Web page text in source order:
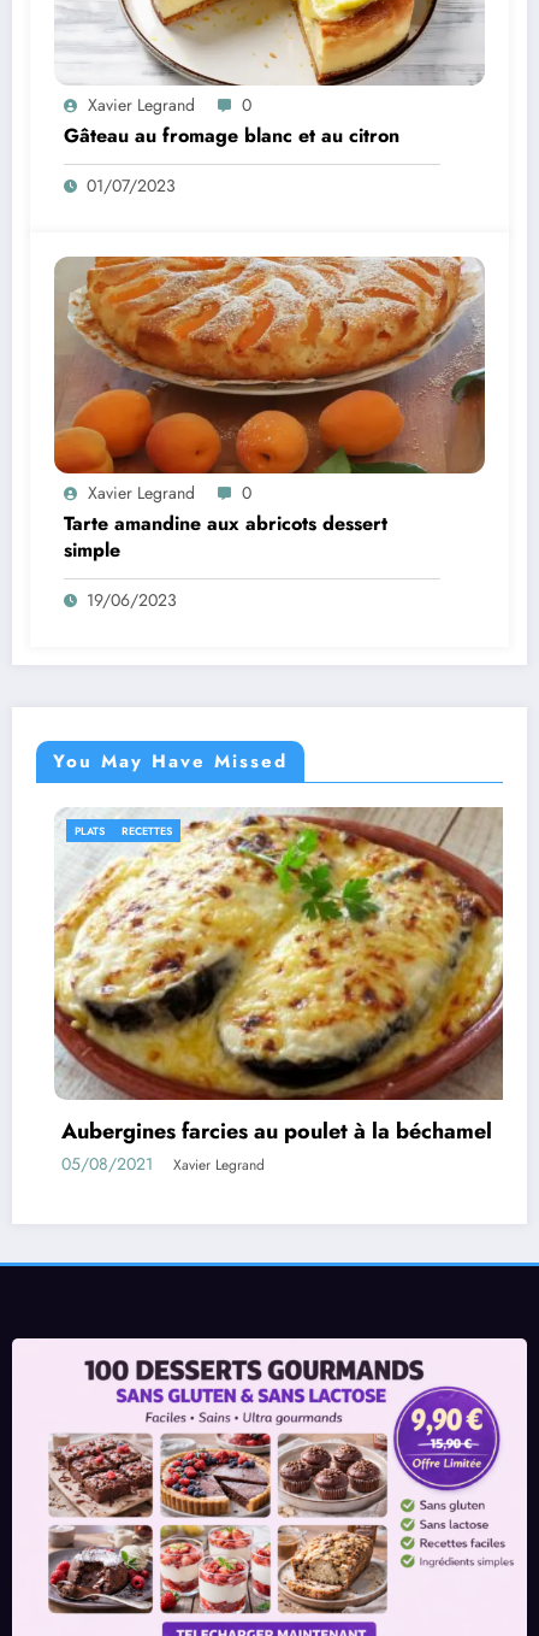
Xavier Legrand 0
Gâteau au fromage blanc et au citron
01/07/2023
Xavier Legrand 0
Tarte amandine aux abricots dessert
simple
19/06/2023
You May Have Missed
au poulet à la béchamel
IDÉES RECETTES
Rouleaux